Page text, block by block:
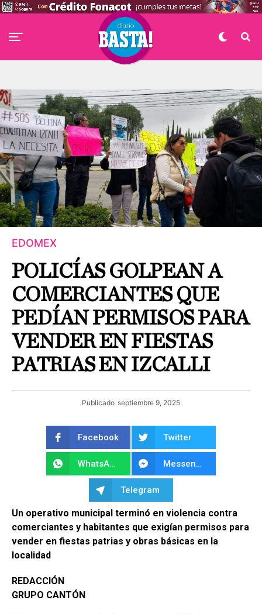
EDOMEX
POLICÍAS GOLPEAN A
COMERCIANTES QUE
PEDÍAN PERMISOS PARA
VENDER EN FIESTAS
PATRIAS EN IZCALLI
Publicado septiembre 9, 2025
Facebook Twitter
WhatsApp Messenger
Telegram
Un operativo municipal terminó en violencia contra
comerciantes y habitantes que exigían permisos para
vender en fiestas patrias y obras básicas en la
localidad
REDACCIÓN
GRUPO CANTÓN